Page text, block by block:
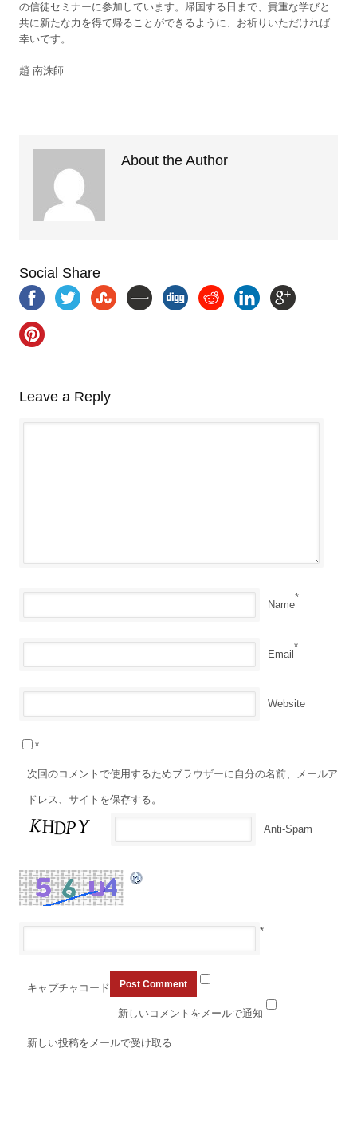
の信徒セミナーに参加しています。帰国する日まで、貴重な学びと
共に新たな力を得て帰ることができるように、お祈りいただければ
幸いです。
趙 南洙師
About the Author
Social Share
Leave a Reply
Name
*
Email
*
Website
次回のコメントで使用するためブラウザーに自分の名前、メールア
ドレス、サイトを保存する。
Anti-Spam
*
キャプチャコード
*
新しいコメントをメールで通知
新しい投稿をメールで受け取る